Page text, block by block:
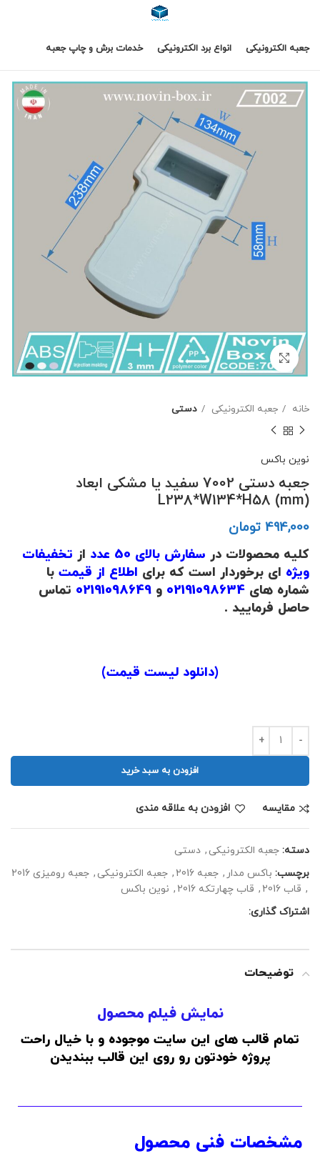
جعبه الکترونیکی انواع برد الکترونیکی خدمات برش و چاپ جعبه
برای بزرگنمایی کلیک کنید
خانه جعبه الکترونیکی دستی
نوین باکس
جعبه دستی 7002 سفید یا مشکی ابعاد
L238*W134*H58 (mm)
تومان
کلیه محصولات در سفارش بالای 50 عدد از تخفیفات
ویژه ای برخوردار است که برای اطلاع از قیمت با
شماره های
و 02191098649 تماس
حاصل فرمایید .
(دانلود لیست قیمت)
افزودن به سبد خرید
مقايسه افزودن به علاقه مندی
دسته: جعبه الکترونیکی , دستی
برچسب: باکس مدار , جعبه 2016 , جعبه الکترونیکی , جعبه رومیزی 2016
, قاب 2016 , قاب چهارتکه 2016 , نوین باکس
اشتراک گذاری:
توضیحات
نمایش فیلم محصول
تمام قالب های این سایت موجوده و با خیال راحت
پروژه خودتون رو روی این قالب ببندیدن
مشخصات فنی محصول